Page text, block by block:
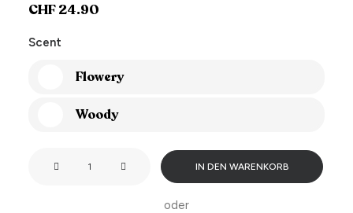
CHF24.90
Scent
Flowery
Woody
IN DEN WARENKORB
oder